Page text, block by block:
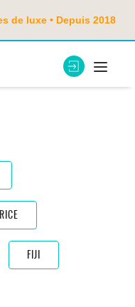
de luxe • Depuis 2018
FIJI